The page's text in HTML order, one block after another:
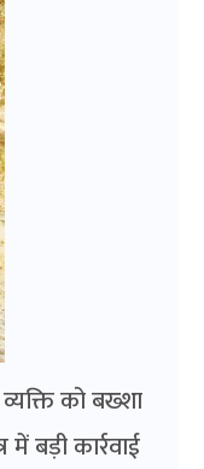
को बख्शा
बड़ी कार्रवाई